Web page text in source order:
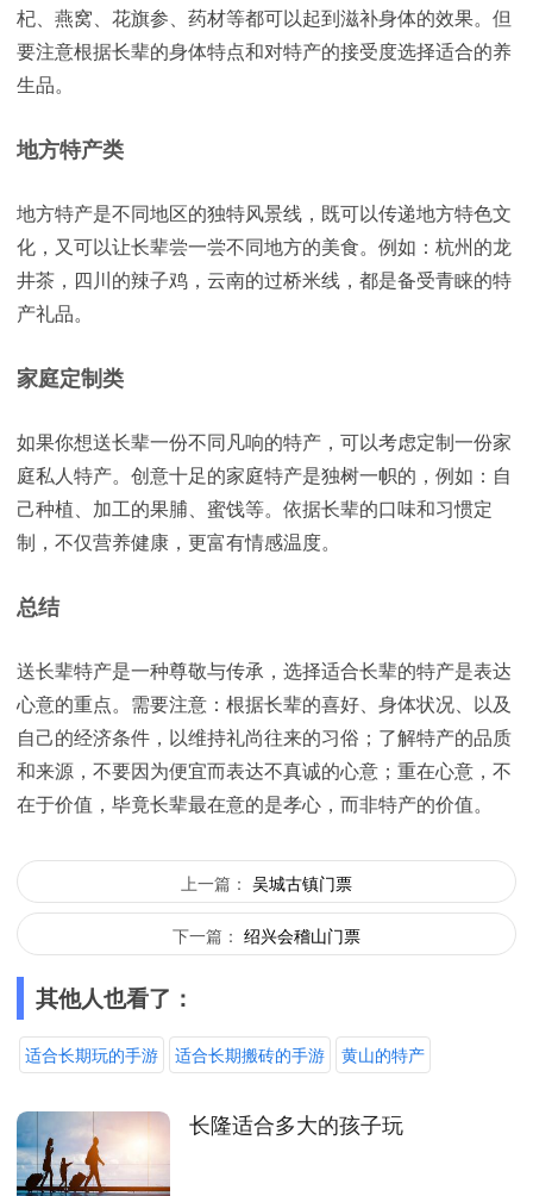
杞、燕窝、花旗参、药材等都可以起到滋补身体的效果。但
要注意根据长辈的身体特点和对特产的接受度选择适合的养
生品。
地方特产类
地方特产是不同地区的独特风景线，既可以传递地方特色文
化，又可以让长辈尝一尝不同地方的美食。例如：杭州的龙
井茶，四川的辣子鸡，云南的过桥米线，都是备受青睐的特
产礼品。
家庭定制类
如果你想送长辈一份不同凡响的特产，可以考虑定制一份家
庭私人特产。创意十足的家庭特产是独树一帜的，例如：自
己种植、加工的果脯、蜜饯等。依据长辈的口味和习惯定
制，不仅营养健康，更富有情感温度。
总结
送长辈特产是一种尊敬与传承，选择适合长辈的特产是表达
心意的重点。需要注意：根据长辈的喜好、身体状况、以及
自己的经济条件，以维持礼尚往来的习俗；了解特产的品质
和来源，不要因为便宜而表达不真诚的心意；重在心意，不
在于价值，毕竟长辈最在意的是孝心，而非特产的价值。
上一篇： 吴城古镇门票
下一篇： 绍兴会稽山门票
其他人也看了：
适合长期玩的手游 适合长期搬砖的手游 黄山的特产
长隆适合多大的孩子玩